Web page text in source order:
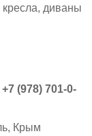
+7 (978) 701-0-